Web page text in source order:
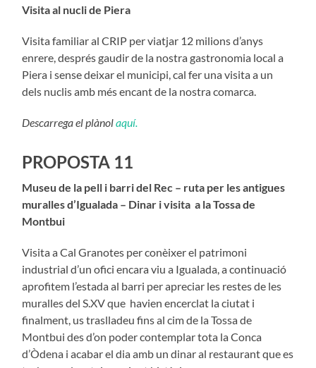
Visita al nucli de Piera
Visita familiar al CRIP per viatjar 12 milions d’anys
enrere, després gaudir de la nostra gastronomia local a
Piera i sense deixar el municipi, cal fer una visita a un
dels nuclis amb més encant de la nostra comarca.
Descarrega el plànolaquí.
PROPOSTA 11
Museu de la pell i barri del Rec – ruta per les antigues
muralles d’Igualada – Dinar i visita a la Tossa de
Montbui
Visita a Cal Granotes per conèixer el patrimoni
industrial d’un ofici encara viu a Igualada, a continuació
aprofitem l’estada al barri per apreciar les restes de les
muralles del S.XV que havien encerclat la ciutat i
finalment, us traslladeu fins al cim de la Tossa de
Montbui des d’on poder contemplar tota la Conca
d’Òdena i acabar el dia amb un dinar al restaurant que es